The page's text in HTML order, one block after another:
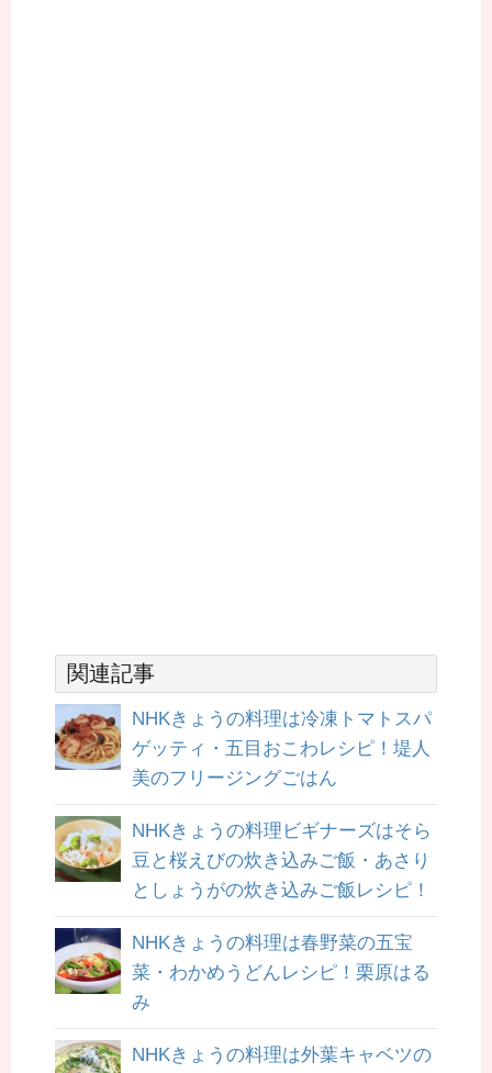
関連記事
NHKきょうの料理は冷凍トマトスパ
ゲッティ・五目おこわレシピ！堤人
美のフリージングごはん
NHKきょうの料理ビギナーズはそら
豆と桜えびの炊き込みご飯・あさり
としょうがの炊き込みご飯レシピ！
NHKきょうの料理は春野菜の五宝
菜・わかめうどんレシピ！栗原はる
み
NHKきょうの料理は外葉キャベツの